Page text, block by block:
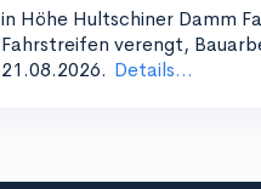
in Höhe Hultschiner Damm
Fahrstreifen verengt,
21.08.2026. Details...